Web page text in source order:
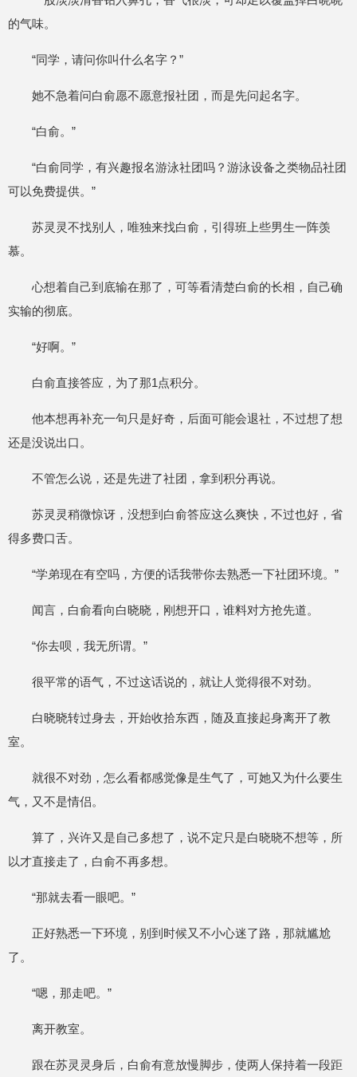
的气味。
“同学，请问你叫什么名字？”
她不急着问白俞愿不愿意报社团，而是先问起名字。
“白俞。”
“白俞同学，有兴趣报名游泳社团吗？游泳设备之类物品社团
可以免费提供。”
苏灵灵不找别人，唯独来找白俞，引得班上些男生一阵羡
慕。
心想着自己到底输在那了，可等看清楚白俞的长相，自己确
实输的彻底。
“好啊。”
白俞直接答应，为了那1点积分。
他本想再补充一句只是好奇，后面可能会退社，不过想了想
还是没说出口。
不管怎么说，还是先进了社团，拿到积分再说。
苏灵灵稍微惊讶，没想到白俞答应这么爽快，不过也好，省
得多费口舌。
“学弟现在有空吗，方便的话我带你去熟悉一下社团环境。”
闻言，白俞看向白晓晓，刚想开口，谁料对方抢先道。
“你去呗，我无所谓。”
很平常的语气，不过这话说的，就让人觉得很不对劲。
白晓晓转过身去，开始收拾东西，随及直接起身离开了教
室。
就很不对劲，怎么看都感觉像是生气了，可她又为什么要生
气，又不是情侣。
算了，兴许又是自己多想了，说不定只是白晓晓不想等，所
以才直接走了，白俞不再多想。
“那就去看一眼吧。”
正好熟悉一下环境，别到时候又不小心迷了路，那就尴尬
了。
“嗯，那走吧。”
离开教室。
跟在苏灵灵身后，白俞有意放慢脚步，使两人保持着一段距